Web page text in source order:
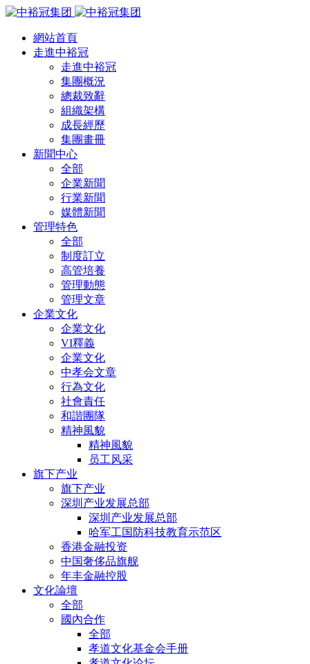
網站首頁
走進中裕冠
走進中裕冠
集團概況
總裁致辭
組織架構
成長經歷
集團畫冊
新聞中心
全部
企業新聞
行業新聞
媒體新聞
管理特色
全部
制度訂立
高管培養
管理動態
管理文章
企業文化
企業文化
VI釋義
企業文化
中孝会文章
行為文化
社會責任
和諧團隊
精神風貌
精神風貌
员工风采
旗下产业
旗下产业
深圳产业发展总部
深圳产业发展总部
哈军工国防科技教育示范区
香港金融投资
中国奢侈品旗舰
年丰金融控股
文化論壇
全部
國內合作
全部
孝道文化基金会手册